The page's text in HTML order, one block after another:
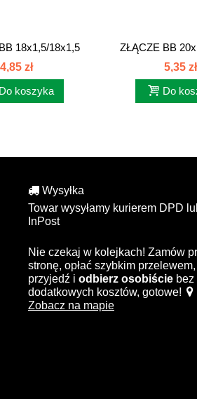
18x1,5/18x1,5
złącze...
4,85 zł
Do koszyka
ZŁĄCZE BB
złącze...
5,35 zł
Do
Wysyłka
Towar wysyłamy kurierem DPD
InPost
Nie czekaj w kolejkach! Zamów
stronę, opłać szybkim przelewem,
przyjedź i odbierz osobiście bez
dodatkowych kosztów, gotowe!
Zobacz na mapie